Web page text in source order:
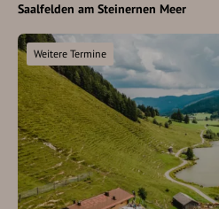
Saalfelden am Steinernen Meer
Weitere Termine